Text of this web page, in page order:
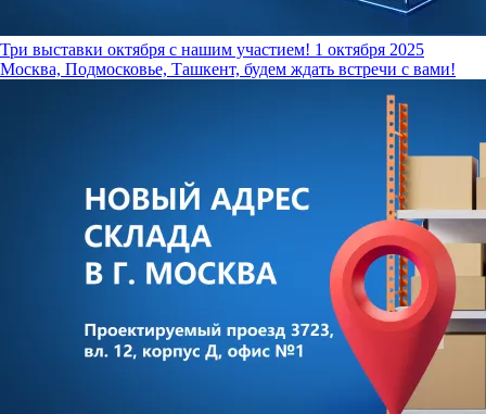
Три выставки октября с нашим участием! 1 октября 2025
Москва, Подмосковье, Ташкент, будем ждать встречи с вами!